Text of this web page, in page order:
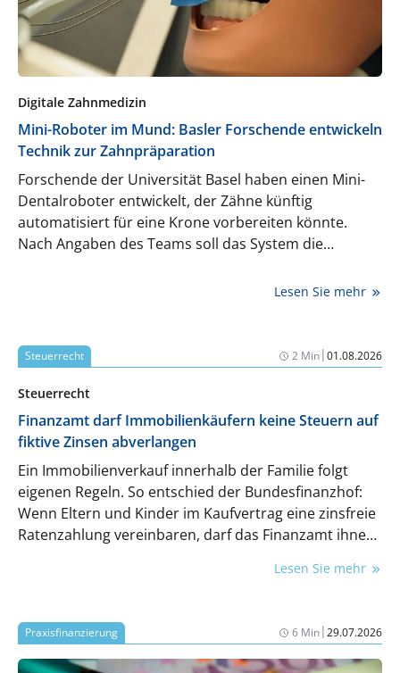
Digitale Zahnmedizin
Mini-Roboter im Mund: Basler Forschende entwickeln
Technik zur Zahnpräparation
Forschende der Universität Basel haben einen Mini-
Dentalroboter entwickelt, der Zähne künftig
automatisiert für eine Krone vorbereiten könnte.
Nach Angaben des Teams soll das System die
Lesen Sie mehr
Steuerrecht 2 Min|01.08.2026
Steuerrecht
Finanzamt darf Immobilienkäufern keine Steuern auf
fiktive Zinsen abverlangen
Ein Immobilienverkauf innerhalb der Familie folgt
eigenen Regeln. So entschied der Bundesfinanzhof:
Wenn Eltern und Kinder im Kaufvertrag eine zinsfreie
Ratenzahlung vereinbaren, darf das Finanzamt ihnen
Die Folgen des Urteils sind weitreichend.Lesen Sie mehr
Praxisfinanzierung 6 Min|29.07.2026